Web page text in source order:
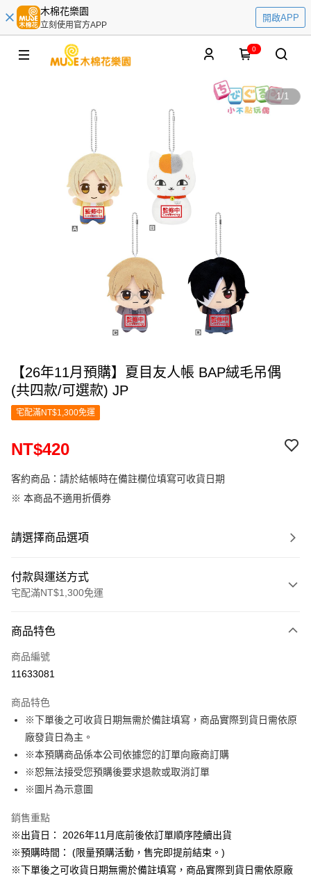
木棉花樂園
立刻使用官方APP
開啟APP
0
1/1
【26年11月預購】夏目友人帳 BAP絨毛吊偶
(共四款/可選款) JP
宅配滿NT$1,300免運
NT$420
客約商品：請於結帳時在備註欄位填寫可收貨日期
※ 本商品不適用折價券
請選擇商品選項
付款與運送方式
宅配滿NT$1,300免運
信用卡一次付款
LINE Pay
悠遊付
Google Pay
ATM付款
預購訂單-宅配專用(🔺不同預購月份建議分開結帳，避免整筆訂單等
超久)
每筆NT$100，滿NT$1,300(含以上)免運費
商品特色
商品編號
11633081
商品特色
※下單後之可收貨日期無需於備註填寫，商品實際到貨日需依原
廠發貨日為主。
※本預購商品係本公司依據您的訂單向廠商訂購
※恕無法接受您預購後要求退款或取消訂單
※圖片為示意圖
銷售重點
※出貨日： 2026年11月底前後依訂單順序陸續出貨
※預購時間： (限量預購活動，售完即提前結束。)
※下單後之可收貨日期無需於備註填寫，商品實際到貨日需依原廠